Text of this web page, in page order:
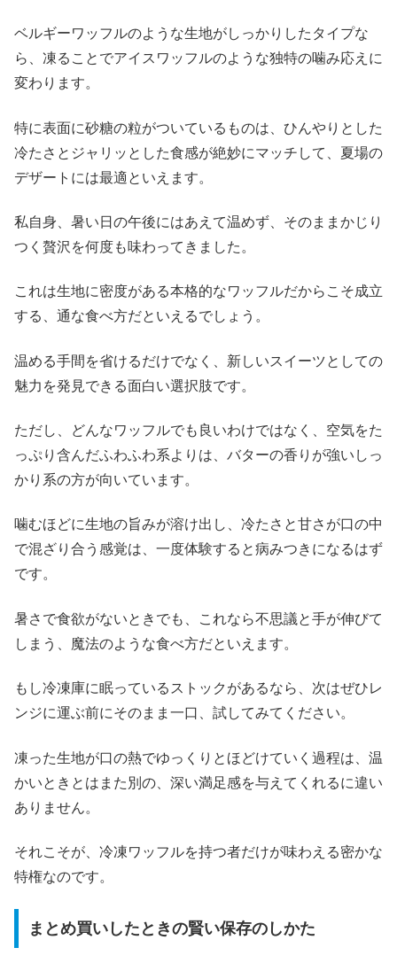
ベルギーワッフルのような生地がしっかりしたタイプな
ら、凍ることでアイスワッフルのような独特の噛み応えに
変わります。
特に表面に砂糖の粒がついているものは、ひんやりとした
冷たさとジャリッとした食感が絶妙にマッチして、夏場の
デザートには最適といえます。
私自身、暑い日の午後にはあえて温めず、そのままかじり
つく贅沢を何度も味わってきました。
これは生地に密度がある本格的なワッフルだからこそ成立
する、通な食べ方だといえるでしょう。
温める手間を省けるだけでなく、新しいスイーツとしての
魅力を発見できる面白い選択肢です。
ただし、どんなワッフルでも良いわけではなく、空気をた
っぷり含んだふわふわ系よりは、バターの香りが強いしっ
かり系の方が向いています。
噛むほどに生地の旨みが溶け出し、冷たさと甘さが口の中
で混ざり合う感覚は、一度体験すると病みつきになるはず
です。
暑さで食欲がないときでも、これなら不思議と手が伸びて
しまう、魔法のような食べ方だといえます。
もし冷凍庫に眠っているストックがあるなら、次はぜひレ
ンジに運ぶ前にそのまま一口、試してみてください。
凍った生地が口の熱でゆっくりとほどけていく過程は、温
かいときとはまた別の、深い満足感を与えてくれるに違い
ありません。
それこそが、冷凍ワッフルを持つ者だけが味わえる密かな
特権なのです。
まとめ買いしたときの賢い保存のしかた